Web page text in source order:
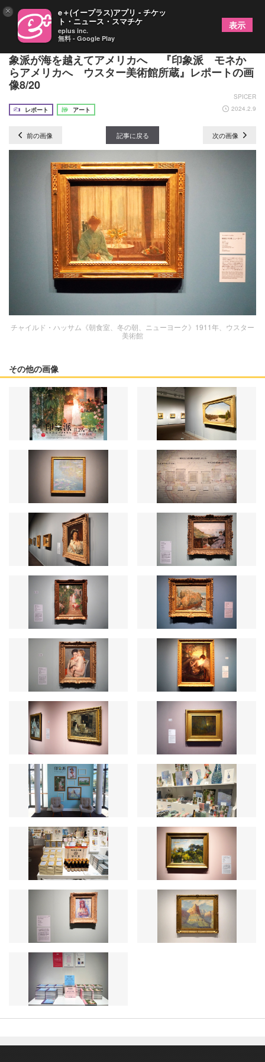
モネの《睡蓮》獲得を熱望、フランスで生まれた印
象派が海を越えてアメリカへ 『印象派 モネか
らアメリカへ ウスター美術館所蔵』レポートの画
像8/20
SPICER
レポート
アート 2024.2.9
前の画像 記事に戻る 次の画像
チャイルド・ハッサム《朝食室、冬の朝、ニューヨーク》1911年、ウスター
美術館
その他の画像
× e＋(イープラス)アプリ - チケッ
ト・ニュース・スマチケ
eplus inc.
無料 - Google Play
表示